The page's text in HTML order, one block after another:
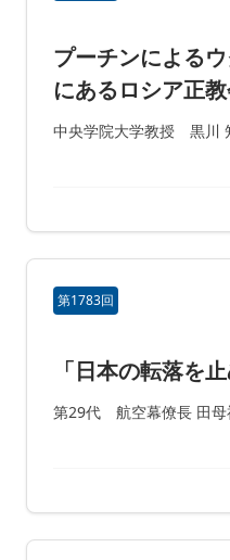
プーチンによる
にあるロシア正
中央学院大学教授 黒川
第1783回
「日本の転落を
第29代 航空幕僚長 田